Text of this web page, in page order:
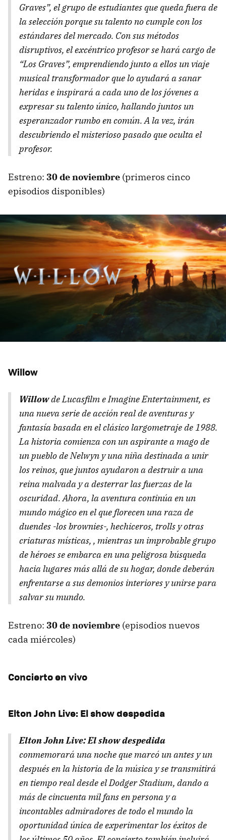
Graves”, el grupo de estudiantes que queda fuera de
la selección porque su talento no cumple con los
estándares del mercado. Con sus métodos
disruptivos, el excéntrico profesor se hará cargo de
“Los Graves”, emprendiendo junto a ellos un viaje
musical transformador que lo ayudará a sanar
heridas e inspirará a cada uno de los jóvenes a
expresar su talento único, hallando juntos un
esperanzador rumbo en común. A la vez, irán
descubriendo el misterioso pasado que oculta el
profesor.
Estreno: 30 de noviembre (primeros cinco
episodios disponibles)
Willow
Willowde Lucasfilm e Imagine Entertainment, es
una nueva serie de acción real de aventuras y
fantasía basada en el clásico largometraje de 1988.
La historia comienza con un aspirante a mago de
un pueblo de Nelwyn y una niña destinada a unir
los reinos, que juntos ayudaron a destruir a una
reina malvada y a desterrar las fuerzas de la
oscuridad. Ahora, la aventura continúa en un
mundo mágico en el que florecen una raza de
duendes -los brownies-, hechiceros, trolls y otras
criaturas místicas, , mientras un improbable grupo
de héroes se embarca en una peligrosa búsqueda
hacia lugares más allá de su hogar, donde deberán
enfrentarse a sus demonios interiores y unirse para
salvar su mundo.
Estreno: 30 de noviembre (episodios nuevos
cada miércoles)
Concierto en vivo
Elton John Live: El show despedida
Elton John Live: El show despedida
conmemorará una noche que marcó un antes y un
después en la historia de la música y se transmitirá
en tiempo real desde el Dodger Stadium, dando a
más de cincuenta mil fans en persona y a
incontables admiradores de todo el mundo la
oportunidad única de experimentar los éxitos de